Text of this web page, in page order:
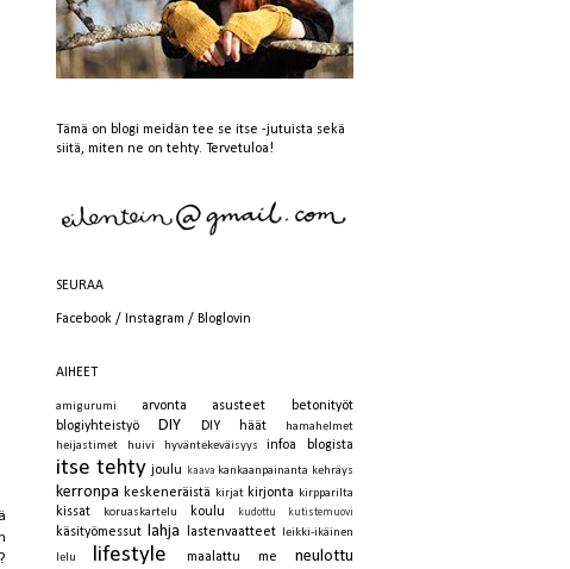
Tämä on blogi meidän tee se itse -jutuista sekä
siitä, miten ne on tehty. Tervetuloa!
SEURAA
Facebook / Instagram / Bloglovin
AIHEET
amigurumi arvonta asusteet
betonityöt
blogiyhteistyö
DIY DIY häät
hamahelmet
heijastimet
huivi hyväntekeväisyys infoa blogista
itse tehty joulu kaava kankaanpainanta kehräys
kerronpa keskeneräistä kirjat kirjonta kirpparilta
kissat koruaskartelu koulu kudottu kutistemuovi
käsityömessut lahja lastenvaatteet
leikki-ikäinen
lelu
lifestyle maalattu me neulottu